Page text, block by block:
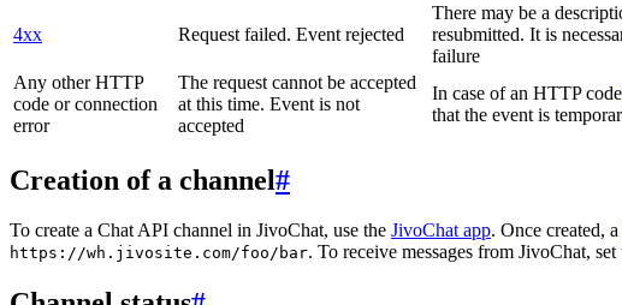
4xx Request failed. Event rejected
There may be a
resubmitted. It is
failure
Any other HTTP
code or connection
error
The request cannot be accepted
at this time. Event is not
accepted
In case of an HTTP code
that the event is
Creation of a channel#
To create a Chat API channel in JivoChat, use the JivoChat app. Once created, a
https://wh.jivosite.com/foo/bar. To receive messages from JivoChat,